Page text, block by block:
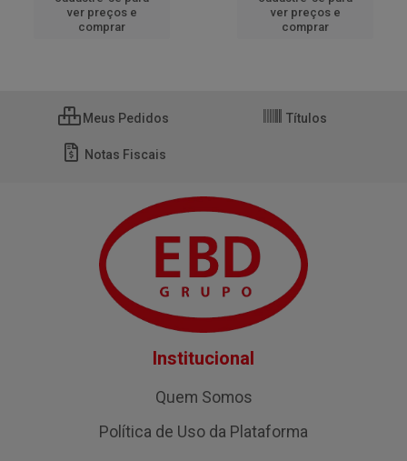
ver preços e
comprar
ver preços e
comprar
Meus Pedidos Títulos
Notas Fiscais
Institucional
Quem Somos
Política de Uso da Plataforma